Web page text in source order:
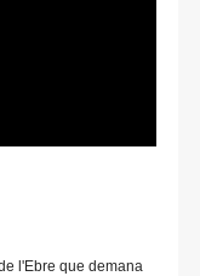
l'Ebre que demana